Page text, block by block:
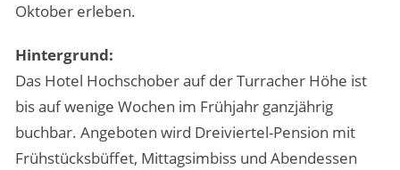
Oktober erleben.
Hintergrund:
Das Hotel Hochschober auf der Turracher Höhe ist
bis auf wenige Wochen im Frühjahr ganzjährig
buchbar. Angeboten wird Dreiviertel-Pension mit
Frühstücksbüffet, Mittagsimbiss und Abendessen